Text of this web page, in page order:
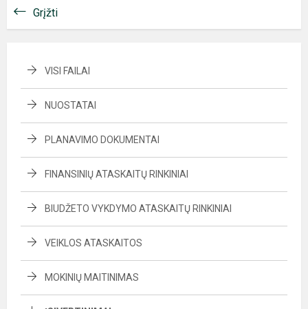
Grįžti
VISI FAILAI
NUOSTATAI
PLANAVIMO DOKUMENTAI
FINANSINIŲ ATASKAITŲ RINKINIAI
BIUDŽETO VYKDYMO ATASKAITŲ RINKINIAI
VEIKLOS ATASKAITOS
MOKINIŲ MAITINIMAS